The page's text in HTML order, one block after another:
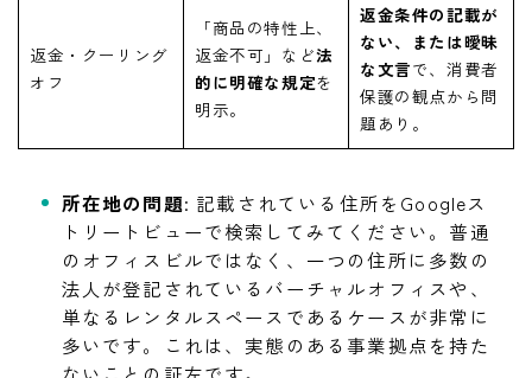
返金・クーリング
オフ
「商品の特性上、
返金不可」など法
的に明確な規定を
明示。
返金条件の記載が
ない、または曖昧
な文言で、消費者
保護の観点から問
題あり。
所在地の問題: 記載されている住所をGoogleス
トリートビューで検索してみてください。普通
のオフィスビルではなく、一つの住所に多数の
法人が登記されているバーチャルオフィスや、
単なるレンタルスペースであるケースが非常に
多いです。これは、実態のある事業拠点を持た
ないことの証左です。